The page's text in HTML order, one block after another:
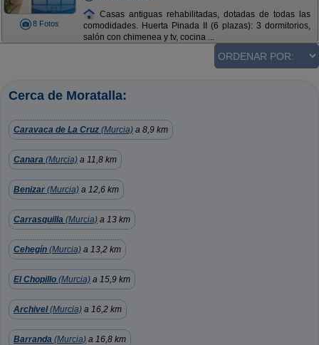
8 Fotos
Casas antiguas rehabilitadas, dotadas de todas las
comodidades. Huerta Pinada II (6 plazas): 3 dormitorios,
salón con chimenea y tv, cocina ...
Cerca de Moratalla:
Caravaca de La Cruz (Murcia) a 8,9 km
Canara (Murcia) a 11,8 km
Benizar (Murcia) a 12,6 km
Carrasquilla (Murcia) a 13 km
Cehegín (Murcia) a 13,2 km
El Chopillo (Murcia) a 15,9 km
Archivel(Murcia) a 16,2 km
Barranda (Murcia) a 16,8 km